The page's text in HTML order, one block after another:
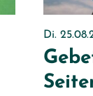
Di.